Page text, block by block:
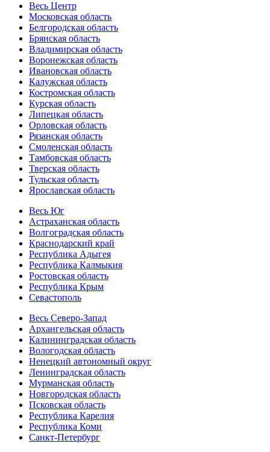
Весь Центр
Московская область
Белгородская область
Брянская область
Владимирская область
Воронежская область
Ивановская область
Калужская область
Костромская область
Курская область
Липецкая область
Орловская область
Рязанская область
Смоленская область
Тамбовская область
Тверская область
Тульская область
Ярославская область
Весь Юг
Астраханская область
Волгоградская область
Краснодарский край
Республика Адыгея
Республика Калмыкия
Ростовская область
Республика Крым
Севастополь
Весь Северо-Запад
Архангельская область
Калининградская область
Вологодская область
Ненецкий автономный округ
Ленинградская область
Мурманская область
Новгородская область
Псковская область
Республика Карелия
Республика Коми
Санкт-Петербург